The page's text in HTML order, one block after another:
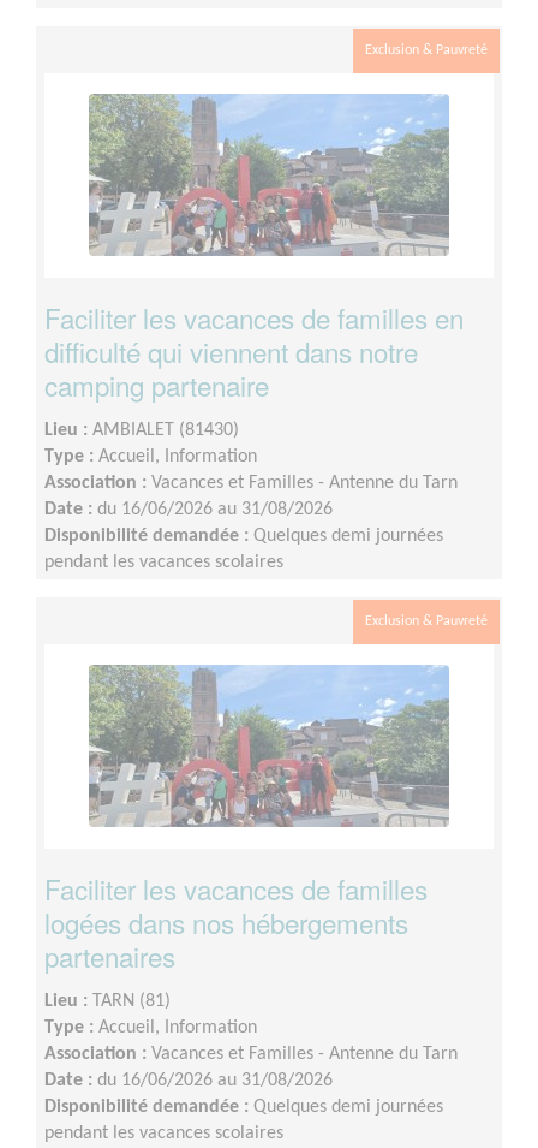
Exclusion & Pauvreté
Faciliter les vacances de familles en
difficulté qui viennent dans notre
camping partenaire
Lieu : AMBIALET (81430)
Type : Accueil, Information
Association : Vacances et Familles - Antenne du Tarn
Date : du 16/06/2026 au 31/08/2026
Disponibilité demandée : Quelques demi journées
pendant les vacances scolaires
Exclusion & Pauvreté
Faciliter les vacances de familles
logées dans nos hébergements
partenaires
Lieu : TARN (81)
Type : Accueil, Information
Association : Vacances et Familles - Antenne du Tarn
Date : du 16/06/2026 au 31/08/2026
Disponibilité demandée : Quelques demi journées
pendant les vacances scolaires